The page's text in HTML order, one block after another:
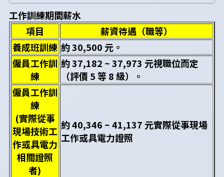
工作訓練期間薪水
項目
薪資待遇（職等）
養成班訓練 約 30,500 元。
僱員工作訓
練
約 37,182 ~ 37,973 元視職位而定
（評價 5 等 8 級）。
僱員工作訓
練
(實際從事
現場技術工
作或具電力
相關證照
者)
約 40,346 ~ 41,137 元實際從事現場
工作或具電力證照